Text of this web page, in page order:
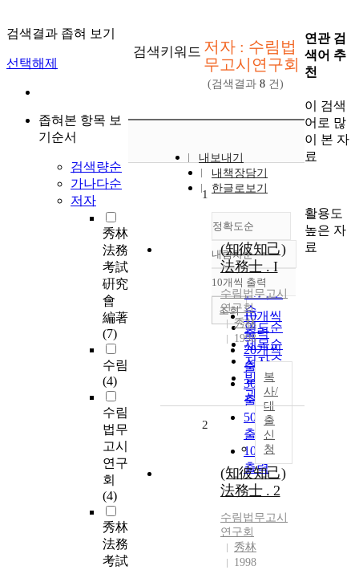
검색결과 좁혀 보기
선택해제
좁혀본 항목 보
기순서
검색량순
가나다순
저자
秀林
法務
考試
硏究
會
編著
(7)
수림
(4)
수림
법무
고시
연구
회
(4)
秀林
法務
考試
검색키워드 저자 : 수림법
무고시연구회
(검색결과 8 건)
내보내기
내책장담기
한글로보기
정확도순
정확도
순
인기도
순
연도순
제목순
저자순
발행기
관순
내림차순
내림차순
10개씩 출력
10개씩
출력
20개씩
출력
30개씩
출력
50개씩
출력
100개씩
출력
조회
1
(知彼知己)
法務士 . I
수림법무고시
연구회
秀林
1998
복
사/
대
출
신
청
2
(知彼知己)
法務士 . 2
수림법무고시
연구회
秀林
1998
연관 검
색어 추
천
이 검색
어로 많
이 본 자
료
활용도
높은 자
료